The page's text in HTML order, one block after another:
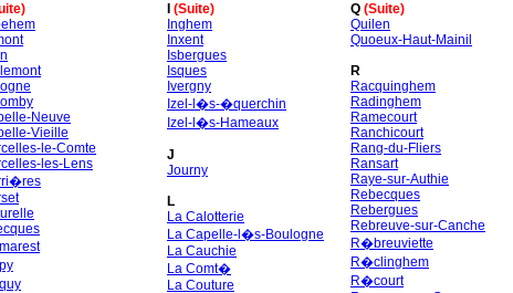
Neuve
Vieille
le-Comte
les-Lens
(Suite)
Inghem
Inxent
Isbergues
Isques
Ivergny
Izel-l�s-�querchin
Izel-l�s-Hameaux
J
Journy
L
La Calotterie
La Capelle-l�s-Boulogne
La Cauchie
La Comt�
La Couture
Q (Suite)
Quilen
Quoeux-Haut-Mainil
R
Racquinghem
Radinghem
Ramecourt
Ranchicourt
Rang-du-Fliers
Ransart
Raye-sur-Authie
Rebecques
Rebergues
Rebreuve-sur-Canche
R�breuviette
R�clinghem
R�court